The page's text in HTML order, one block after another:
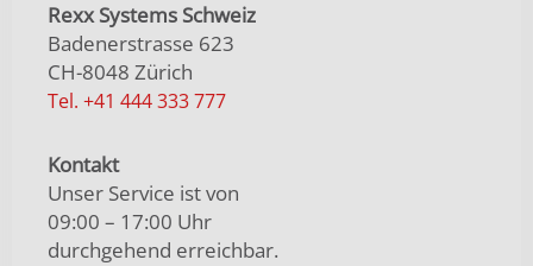
Rexx Systems Schweiz
Badenerstrasse 623
CH-8048 Zürich
Tel. +41 444 333 777
Kontakt
Unser Service ist von
09:00 – 17:00 Uhr
durchgehend erreichbar.